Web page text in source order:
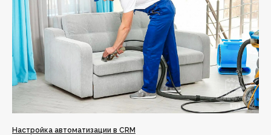
Настройка автоматизации в CRM